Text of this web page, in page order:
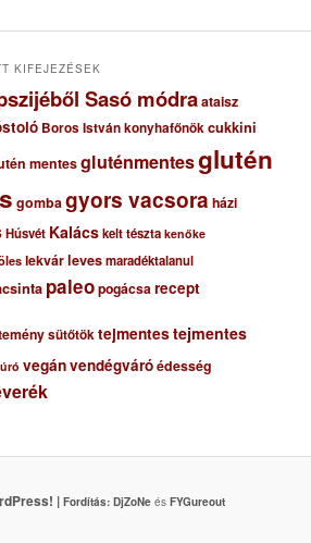
KIFEJEZÉSEK
Sasó módraataisz
Boros István konyhafőnökcukkini
mentesgluténmentesglutén
gombagyors vacsora házi
Húsvét Kalácskelt tészta kenőke
lekvárlevesmaradéktalanul
paleopogácsarecept
sütőtöktejmentestejmentes
vegánvendégváróédesség
| Fordítás: DjZoNeés FYGureout